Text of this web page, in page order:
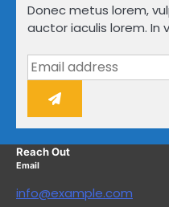
Donec metus lorem,
auctor iaculis lorem. In
Reach Out
Email
info@example.com